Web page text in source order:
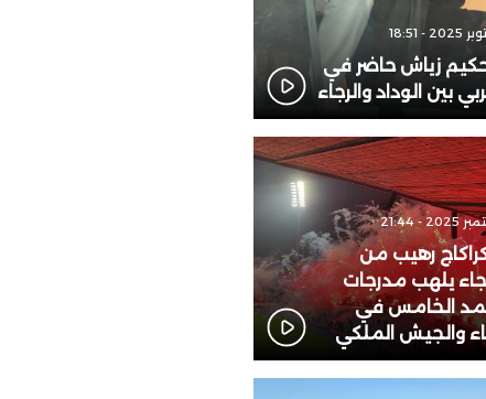
حكيم زياش حاضر في
بين الوداد والرجاء
كراكاج رهيب من
يلهب مدرجات
الخامس في
والجيش الملكي